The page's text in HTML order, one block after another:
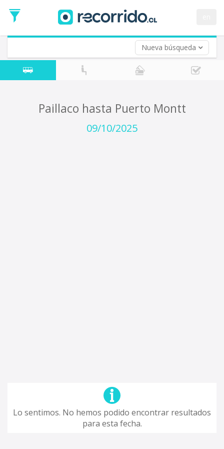
Nueva búsqueda
de
Ida
Vuelta (opcional)
Fecha
de
Paillaco hasta Puerto Montt
09/10/2025
Lo sentimos. No hemos podido encontrar resultados
para esta fecha.